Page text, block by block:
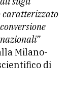
caratterizzato
Milano-
di